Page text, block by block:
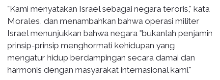
"Kami menyatakan Israel sebagai negara teroris," kata
Morales, dan menambahkan bahwa operasi militer
Israel menunjukkan bahwa negara "bukanlah penjamin
prinsip-prinsip menghormati kehidupan yang
mengatur hidup berdampingan secara damai dan
harmonis dengan masyarakat internasional kami."